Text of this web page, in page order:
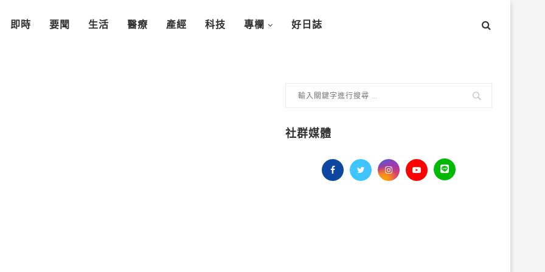
即時 要聞 生活 醫療 產經 科技 專欄 好日誌
社群媒體